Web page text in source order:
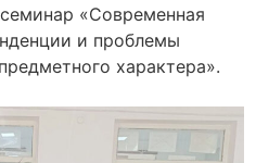
«Современная
и проблемы
характера».